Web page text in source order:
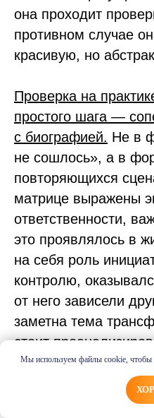
она проходит
противном случае
красивую, но
Проверка на
простого шага —
с биографией. Не в
не сошлось», а в
повторяющихся
матрице выражены
ответственности,
это проявлялось в
на себя роль
контролю,
от него зависели
заметна тема
стоит
биографии резкие
смены среды,
И как человек с
Мы используем файлы cookie, чтобы